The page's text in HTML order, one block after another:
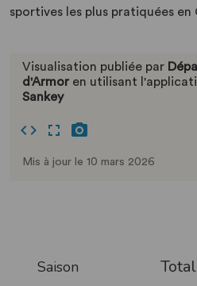
sportives les plus pratiquées en
Visualisation publiée par
d'Armor en utilisant
Sankey
Mis à jour le 10 mars 2026